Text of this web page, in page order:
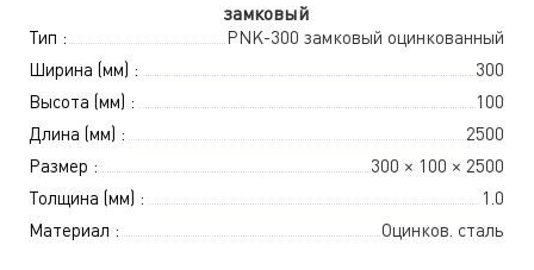
замковый
Тип :
PNK-300 замковый оцинкованный
Ширина (мм) :
300
Высота (мм) :
100
Длина (мм) :
2500
Размер :
300 × 100 × 2500
Толщина (мм) :
1.0
Материал :
Оцинков. сталь